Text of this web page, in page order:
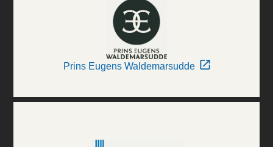
Prins Eugens Waldemarsudde